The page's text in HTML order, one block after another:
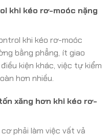
khi kéo rơ-moóc nặng
khi kéo rơ-moóc
bằng phẳng, ít giao
kiện khác, việc tự kiểm
hơn nhiều.
xăng hơn khi kéo rơ-
phải làm việc vất vả